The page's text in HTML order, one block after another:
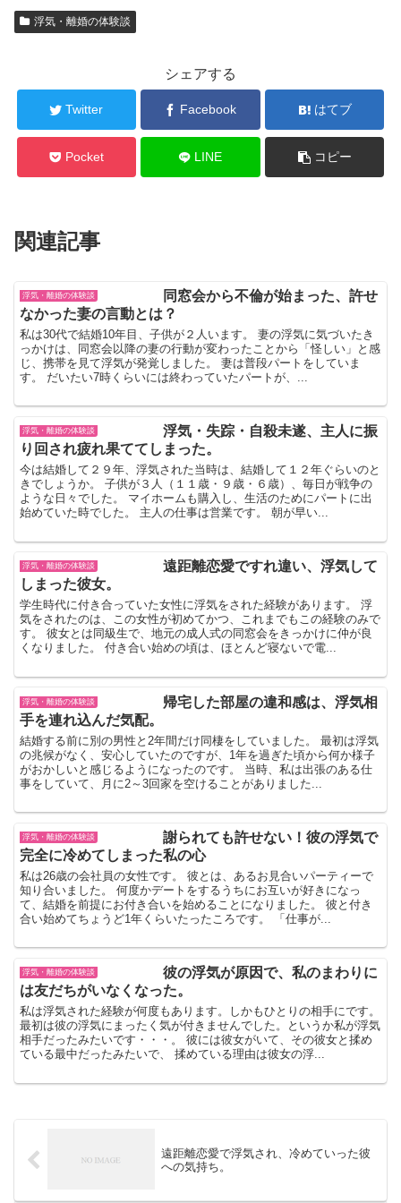
浮気・離婚の体験談
シェアする
Twitter Facebook はてブ
Pocket LINE コピー
関連記事
浮気・離婚の体験談
同窓会から不倫が始まった、許せ
なかった妻の言動とは？
私は30代で結婚10年目、子供が２人います。 妻の浮気に気づいたき
っかけは、同窓会以降の妻の行動が変わったことから「怪しい」と感
じ、携帯を見て浮気が発覚しました。 妻は普段パートをしていま
す。 だいたい7時くらいには終わっていたパートが、...
浮気・離婚の体験談
浮気・失踪・自殺未遂、主人に振
り回され疲れ果ててしまった。
今は結婚して２９年、浮気された当時は、結婚して１２年ぐらいのと
きでしょうか。 子供が３人（１１歳・９歳・６歳）、毎日が戦争の
ような日々でした。 マイホームも購入し、生活のためにパートに出
始めていた時でした。 主人の仕事は営業です。 朝が早い...
浮気・離婚の体験談
遠距離恋愛ですれ違い、浮気して
しまった彼女。
学生時代に付き合っていた女性に浮気をされた経験があります。 浮
気をされたのは、この女性が初めてかつ、これまでもこの経験のみで
す。 彼女とは同級生で、地元の成人式の同窓会をきっかけに仲が良
くなりました。 付き合い始めの頃は、ほとんど寝ないで電...
浮気・離婚の体験談
帰宅した部屋の違和感は、浮気相
手を連れ込んだ気配。
結婚する前に別の男性と2年間だけ同棲をしていました。 最初は浮気
の兆候がなく、安心していたのですが、1年を過ぎた頃から何か様子
がおかしいと感じるようになったのです。 当時、私は出張のある仕
事をしていて、月に2～3回家を空けることがありました...
浮気・離婚の体験談
謝られても許せない！彼の浮気で
完全に冷めてしまった私の心
私は26歳の会社員の女性です。 彼とは、あるお見合いパーティーで
知り合いました。 何度かデートをするうちにお互いが好きになっ
て、結婚を前提にお付き合いを始めることになりました。 彼と付き
合い始めてちょうど1年くらいたったころです。 「仕事が...
浮気・離婚の体験談
彼の浮気が原因で、私のまわりに
は友だちがいなくなった。
私は浮気された経験が何度もあります。しかもひとりの相手にです。
最初は彼の浮気にまったく気が付きませんでした。というか私が浮気
相手だったみたいです・・・。 彼には彼女がいて、その彼女と揉め
ている最中だったみたいで、 揉めている理由は彼女の浮...
遠距離恋愛で浮気され、冷めていった彼
への気持ち。